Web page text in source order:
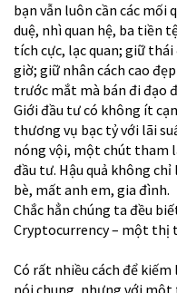
bạn vẫn luôn cần các mối
duệ, nhì quan hệ, ba tiền
tích cực, lạc quan; giữ
giờ; giữ nhân cách cao
trước mắt mà bán đi đạo
Giới đầu tư có không ít
thương vụ bạc tỷ với lãi
nóng vội, một chút tham
đầu tư. Hậu quả không
bè, mất anh em, gia đình.
Chắc hẳn chúng ta đều
Cryptocurrency – một thị
Có rất nhiều cách để
nói chung, nhưng với